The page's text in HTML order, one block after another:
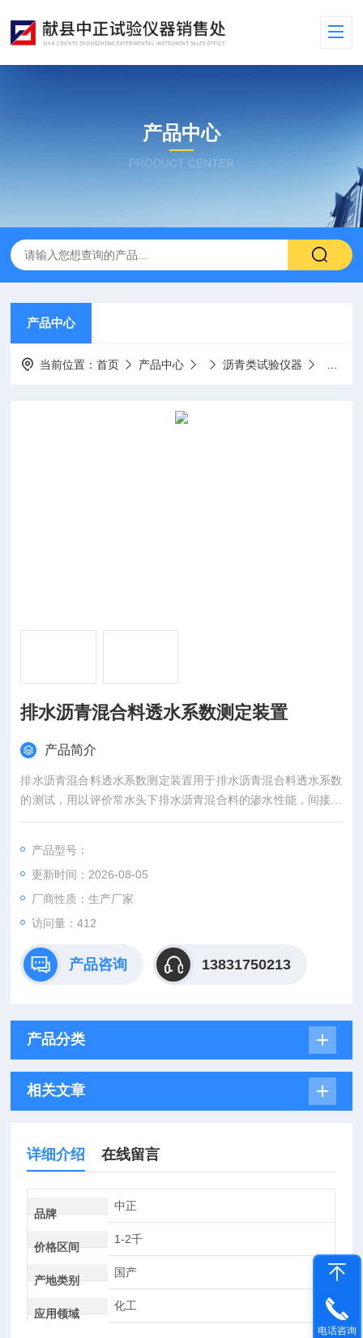
产品中心
PRODUCT CENTER
产品中心
当前位置：首页 产品中心 沥青类试验仪器
排水沥青混合料透水系数测定装置
产品简介
排水沥青混合料透水系数测定装置用于排水沥青混合料透水系数
的测试，用以评价常水头下排水沥青混合料的渗水性能，间接反
映排水沥青混合料的空隙特征。符合JTG/T
求。
产品型号：
更新时间：2026-08-05
厂商性质：生产厂家
访问量：412
产品咨询 13831750213
产品分类
相关文章
详细介绍 在线留言
品牌
中正
价格区间
1-2千
产地类别
国产
应用领域
化工
电话咨询